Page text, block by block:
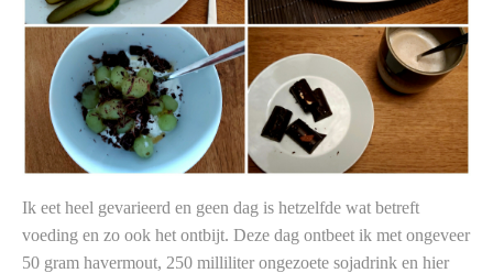
Ik eet heel gevarieerd en geen dag is hetzelfde wat betreft
voeding en zo ook het ontbijt. Deze dag ontbeet ik met ongeveer
50 gram havermout, 250 milliliter ongezoete sojadrink en hier